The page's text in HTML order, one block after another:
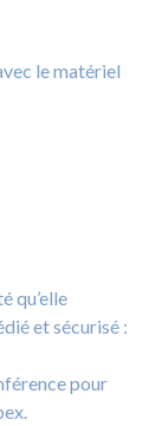
le matériel
qu’elle
et sécurisé :
pour